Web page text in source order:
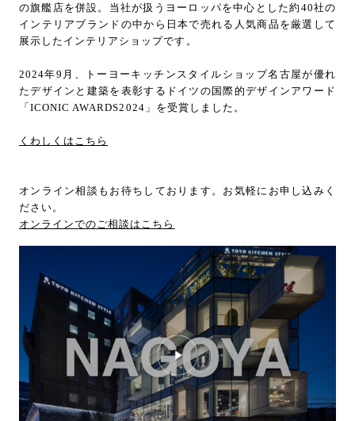
オンライン見積もり
の旗艦店を併設。当社が扱うヨーロッパを中心とした約40社の
インテリアブランドの中から日本で売れる人気商品を厳選して
展示したインテリアショップです。
2024年9月、トーヨーキッチンスタイルショップ名古屋が優れ
たデザインと建築を表彰するドイツの国際的デザインアワード
「ICONIC AWARDS2024」を受賞しました。
くわしくはこちら
オンライン相談もお待ちしております。お気軽にお申し込みく
ださい。
オンラインでのご相談はこちら